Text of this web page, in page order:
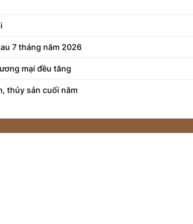
7 tháng năm 2026
mại đều tăng
thủy sản cuối năm